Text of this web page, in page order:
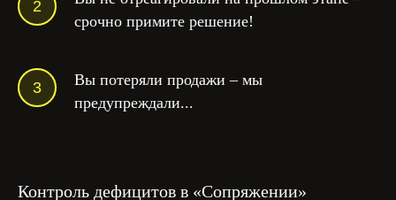
срочно примите решение!
Вы потеряли продажи – мы
предупреждали...
Контроль дефицитов в «Сопряжении»